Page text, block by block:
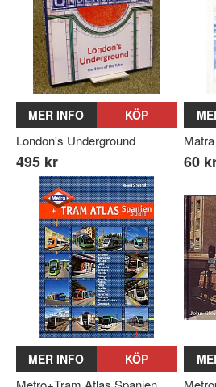
MER INFO KÖP
London's Underground
495 kr 60
MER INFO KÖP